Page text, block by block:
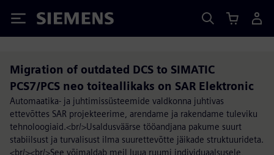
Siemens
Migration of outdated DCS to SIMATIC
PCS7/PCS neo toiteallikaks on SAR Elektronic
Automaatika- ja juhtimissüsteemide valdkonna juhtivas
ettevõttes SAR projekteerime, arendame ja rakendame tuleviku
tehnoloogiaid.<br/>Usaldusväärse tööandjana pakume suurt
stabiilsust ja turvalisust ilma suurettevõtte jäikade struktuurideta.
<br/><br/>See võimaldab meil luua ruumi individuaalsusele,